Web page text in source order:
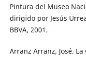
Pintura del Museo
dirigido por Jesús
BBVA, 2001.
Arranz Arranz, José.